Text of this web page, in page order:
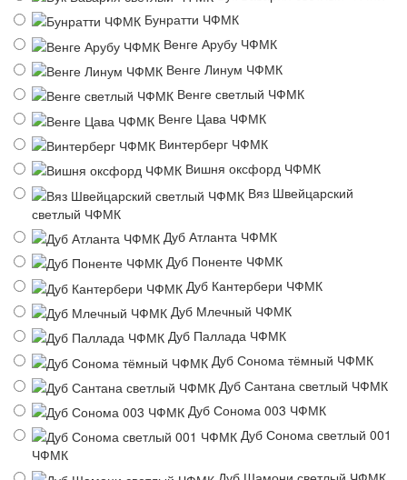
Бунратти ЧФМК
Венге Арубу ЧФМК
Венге Линум ЧФМК
Венге светлый ЧФМК
Венге Цава ЧФМК
Винтерберг ЧФМК
Вишня оксфорд ЧФМК
Вяз Швейцарский
светлый ЧФМК
Дуб Атланта ЧФМК
Дуб Поненте ЧФМК
Дуб Кантербери ЧФМК
Дуб Млечный ЧФМК
Дуб Паллада ЧФМК
Дуб Сонома тёмный ЧФМК
Дуб Сантана светлый ЧФМК
Дуб Сонома 003 ЧФМК
Дуб Сонома светлый 001
ЧФМК